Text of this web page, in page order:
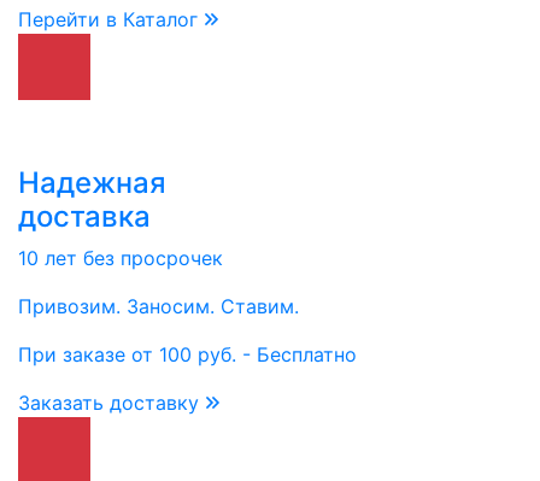
Перейти в Каталог
Надежная
доставка
10 лет без просрочек
Привозим. Заносим. Ставим.
При заказе от 100 руб. - Бесплатно
Заказать доставку